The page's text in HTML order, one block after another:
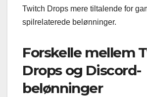
Twitch Drops mere tiltalende for
spilrelaterede belønninger.
Forskelle mellem
Drops og Discord-
belønninger